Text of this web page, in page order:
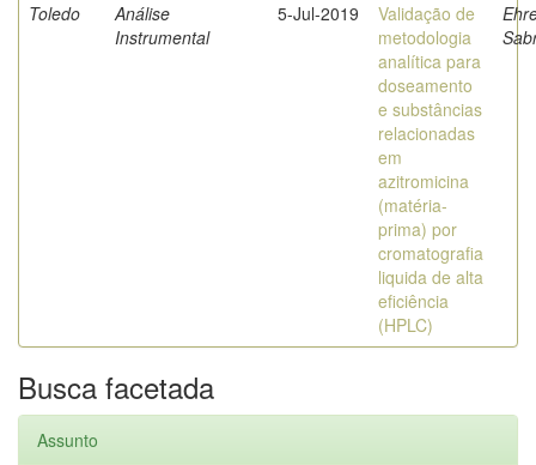
Toledo
Análise
Instrumental
5-Jul-2019
Validação de
metodologia
analítica para
doseamento
e substâncias
relacionadas
em
azitromicina
(matéria-
prima) por
cromatografia
liquida de alta
eficiência
(HPLC)
Busca facetada
Assunto